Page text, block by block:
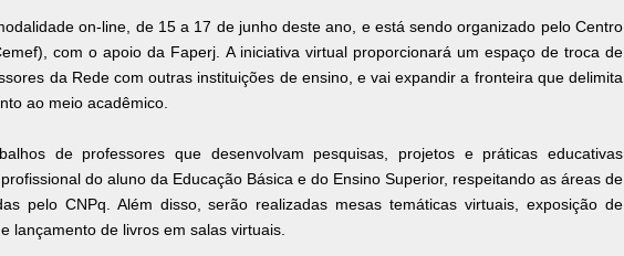
on-line, de 15 a 17 de junho deste ano, e está sendo organizado pelo Centro
com o apoio da Faperj. A iniciativa virtual proporcionará um espaço de troca de
da Rede com outras instituições de ensino, e vai expandir a fronteira que delimita
ao meio acadêmico.
de professores que desenvolvam pesquisas, projetos e práticas educativas
do aluno da Educação Básica e do Ensino Superior, respeitando as áreas de
pelo CNPq. Além disso, serão realizadas mesas temáticas virtuais, exposição de
lançamento de livros em salas virtuais.